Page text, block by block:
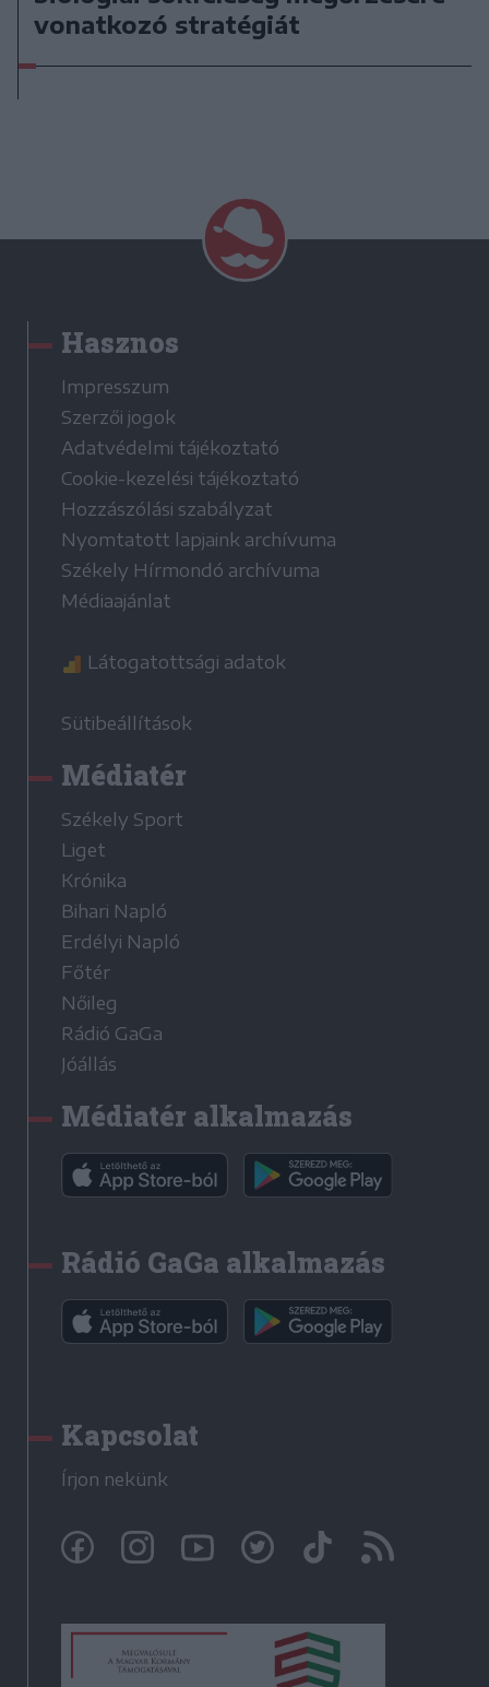
vonatkozó stratégiát
Hasznos
Impresszum
Szerzői jogok
Adatvédelmi tájékoztató
Cookie-kezelési tájékoztató
Hozzászólási szabályzat
Nyomtatott lapjaink archívuma
Székely Hírmondó archívuma
Médiaajánlat
Látogatottsági adatok
Sütibeállítások
Médiatér
Székely Sport
Liget
Krónika
Bihari Napló
Erdélyi Napló
Főtér
Nőileg
Rádió GaGa
Jóállás
Médiatér alkalmazás
Rádió GaGa alkalmazás
Kapcsolat
Írjon nekünk